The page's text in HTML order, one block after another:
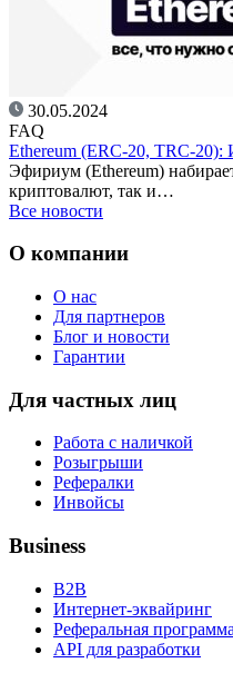
30.05.2024
FAQ
Ethereum (ERC-20, TRC-
Эфириум (Ethereum)
криптовалют, так и…
Все новости
О компании
О нас
Для партнеров
Блог и новости
Гарантии
Для частных лиц
Работа с наличкой
Розыгрыши
Рефералки
Инвойсы
Business
B2B
Интернет-эквайринг
Реферальная программа
API для разработки